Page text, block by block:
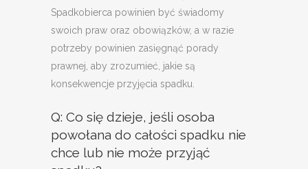
Spadkobierca powinien być świadomy
swoich praw oraz obowiązków, a w razie
potrzeby powinien zasięgnąć porady
prawnej, aby zrozumieć, jakie są
konsekwencje przyjęcia spadku.
Q: Co się dzieje, jeśli osoba
powołana do całości spadku nie
chce lub nie może przyjąć